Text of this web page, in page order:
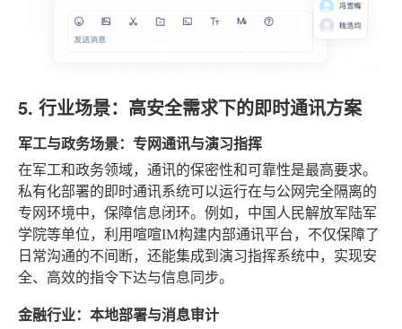
5. 行业场景：高安全需求下的即时通讯方案
军工与政务场景：专网通讯与演习指挥
在军工和政务领域，通讯的保密性和可靠性是最高要求。
私有化部署的即时通讯系统可以运行在与公网完全隔离的
专网环境中，保障信息闭环。例如，中国人民解放军陆军
学院等单位，利用喧喧IM构建内部通讯平台，不仅保障了
日常沟通的不间断，还能集成到演习指挥系统中，实现安
全、高效的指令下达与信息同步。
金融行业：本地部署与消息审计